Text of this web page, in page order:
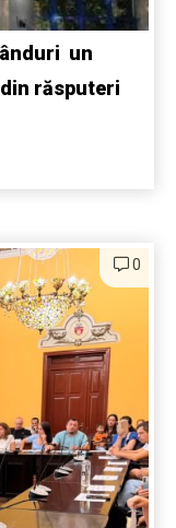
un
răsputeri
0